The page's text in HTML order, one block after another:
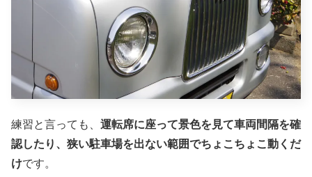
練習と言っても、 運転席に座って景色を見て車両間隔を確
認したり、狭い駐車場を出ない範囲でちょこちょこ動くだ
けです。